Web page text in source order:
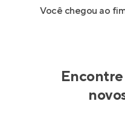
Você chegou ao